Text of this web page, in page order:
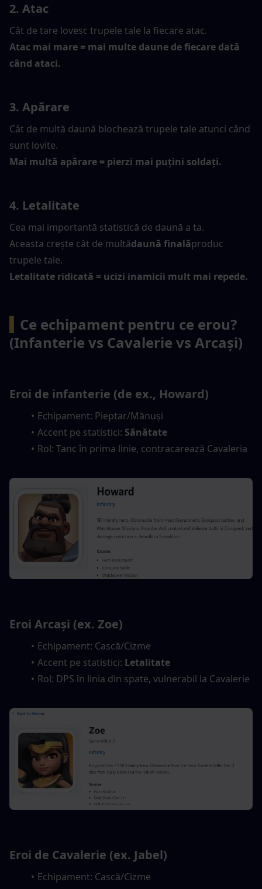
2. Atac
Cât de tare lovesc trupele tale la fiecare atac.
Atac mai mare = mai multe daune de fiecare dată
când ataci.
3. Apărare
Cât de multă daună blochează trupele tale atunci când
sunt lovite.
Mai multă apărare = pierzi mai puțini soldați.
4. Letalitate
Cea mai importantă statistică de daună a ta.
Aceasta crește cât de multădaună finalăproduc
trupele tale.
Letalitate ridicată = ucizi inamicii mult mai repede.
Ce echipament pentru ce erou?
(Infanterie vs Cavalerie vs Arcași)
Eroi de infanterie (de ex., Howard)
Echipament: Pieptar/Mănuși
Accent pe statistici: Sănătate
Rol: Tanc în prima linie, contracarează Cavaleria
Eroi Arcași (ex. Zoe)
Echipament: Cască/Cizme
Accent pe statistici: Letalitate
Rol: DPS în linia din spate, vulnerabil la Cavalerie
Eroi de Cavalerie (ex. Jabel)
Echipament: Cască/Cizme